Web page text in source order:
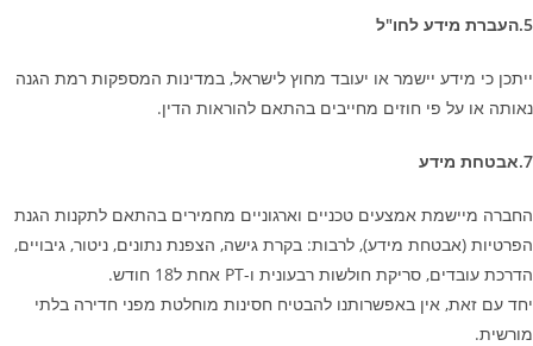
5. העברת מידע לחו"ל
ייתכן כי מידע יישמר או יעובד מחוץ לישראל, במדינות המספקות רמת הגנה
נאותה או על פי חוזים מחייבים בהתאם להוראות הדין.
7. אבטחת מידע
החברה מיישמת אמצעים טכניים וארגוניים מחמירים בהתאם לתקנות הגנת
הפרטיות (אבטחת מידע), לרבות: בקרת גישה, הצפנת נתונים, ניטור, גיבויים,
הדרכת עובדים, סריקת חולשות רבעונית ו-PT אחת ל18 חודש.
יחד עם זאת, אין באפשרותנו להבטיח חסינות מוחלטת מפני חדירה בלתי
מורשית.